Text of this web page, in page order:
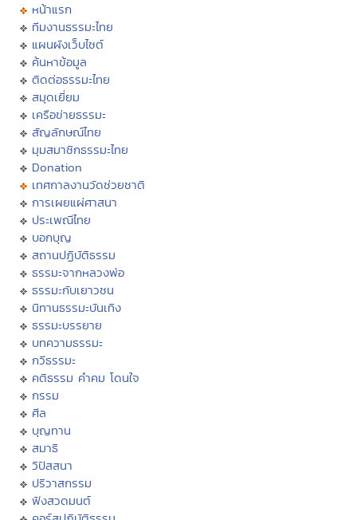
หน้าแรก
ทีมงานธรรมะไทย
แผนผังเว็บไซต์
ค้นหาข้อมูล
ติดต่อธรรมะไทย
สมุดเยี่ยม
เครือข่ายธรรมะ
สัญลักษณ์ไทย
มุมสมาชิกธรรมะไทย
Donation
เทศกาลงานวัดช่วยชาติ
การเผยแผ่ศาสนา
ประเพณีไทย
บอกบุญ
สถานปฏิบัติธรรม
ธรรมะจากหลวงพ่อ
ธรรมะกับเยาวชน
นิทานธรรมะบันเทิง
ธรรมะบรรยาย
บทความธรรมะ
กวีธรรมะ
คติธรรม คำคม โดนใจ
กรรม
ศีล
บุญทาน
สมาธิ
วิปัสสนา
ปริวาสกรรม
ฟังสวดมนต์